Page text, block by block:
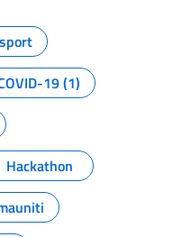
pagina
19 (1)
Hackathon